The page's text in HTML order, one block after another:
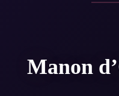
Manon